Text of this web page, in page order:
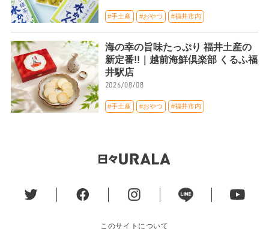
#手土産 #おやつ #福井市内
海の幸の旨味たっぷり 福井土産の
新定番!!｜越前海鮮倶楽部 くるふ福
井駅店
2026/08/08
#手土産 #おやつ #福井市内
このサイトについて